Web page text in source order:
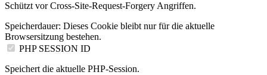
Schützt vor Cross-Site-Request-Forgery Angriffen.
Speicherdauer: Dieses Cookie bleibt nur für die aktuelle
Browsersitzung bestehen.
PHP SESSION ID
Speichert die aktuelle PHP-Session.